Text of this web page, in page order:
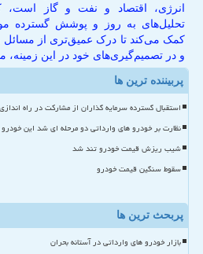
انرژی، اقتصاد و نفت و گاز است،
تحلیل‌های به روز و پوشش گسترده
کمک می‌کند تا درک عمیق‌تری از مسائل
و در تصمیم‌گیری‌های خود در این زمینه،
پربیننده ترین ها
استقبال گسترده سرمایه گذاران از مشارکت در راه
نظارت بر خودرو های وارداتی دو مرحله ای شد این خودرو
شیب ریزش قیمت خودرو تند شد
سقوط سنگین قیمت خودرو
پربحث ترین ها
بازار خودرو های وارداتی در آستانه بحران